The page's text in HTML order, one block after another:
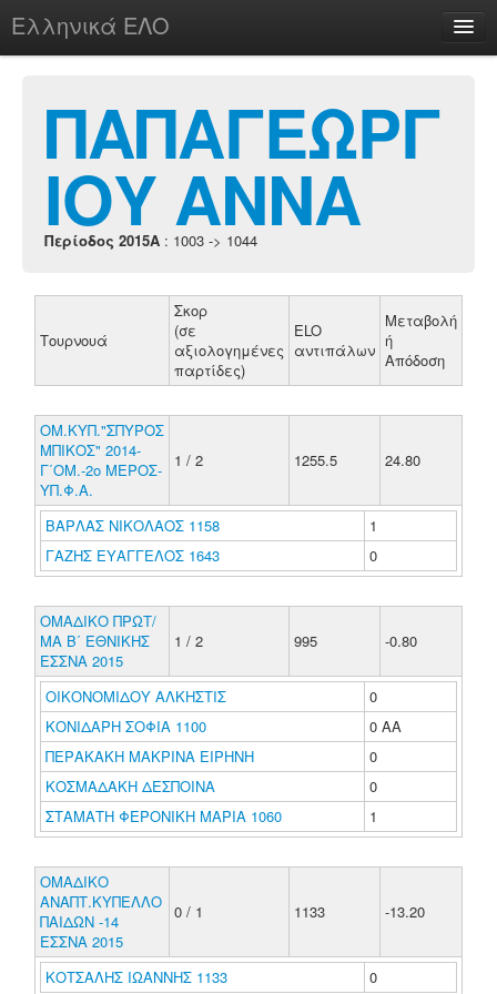
Ελληνικά ΕΛΟ
chesstu.be @ discord
Login
ΠΑΠΑΓΕΩΡΓ
ΙΟΥ ΑΝΝΑ
Περίοδος 2015A : 1003 -> 1044
Τουρνουά
Σκορ
(σε
αξιολογημένες
παρτίδες)
ELO
αντιπάλων
Μεταβολή
ή
Απόδοση
ΟΜ.ΚΥΠ."ΣΠΥΡΟΣ
ΜΠΙΚΟΣ" 2014-
Γ΄ΟΜ.-2ο ΜΕΡΟΣ-
ΥΠ.Φ.Α.
1 / 2 1255.5 24.80
ΒΑΡΛΑΣ ΝΙΚΟΛΑΟΣ 1158
1
ΓΑΖΗΣ ΕΥΑΓΓΕΛΟΣ 1643
0
ΟΜΑΔΙΚΟ ΠΡΩΤ/
ΜΑ Β΄ ΕΘΝΙΚΗΣ
ΕΣΣΝΑ 2015
1 / 2 995 -0.80
ΟΙΚΟΝΟΜΙΔΟΥ ΑΛΚΗΣΤΙΣ
0
ΚΟΝΙΔΑΡΗ ΣΟΦΙΑ 1100
0 ΑΑ
ΠΕΡΑΚΑΚΗ ΜΑΚΡΙΝΑ ΕΙΡΗΝΗ
0
ΚΟΣΜΑΔΑΚΗ ΔΕΣΠΟΙΝΑ
0
ΣΤΑΜΑΤΗ ΦΕΡΟΝΙΚΗ ΜΑΡΙΑ 1060
1
ΟΜΑΔΙΚΟ
ΑΝΑΠΤ.ΚΥΠΕΛΛΟ
ΠΑΙΔΩΝ -14
ΕΣΣΝΑ 2015
0 / 1 1133 -13.20
ΚΟΤΣΑΛΗΣ ΙΩΑΝΝΗΣ 1133 0